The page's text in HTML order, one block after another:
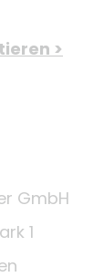
>
GmbH
1